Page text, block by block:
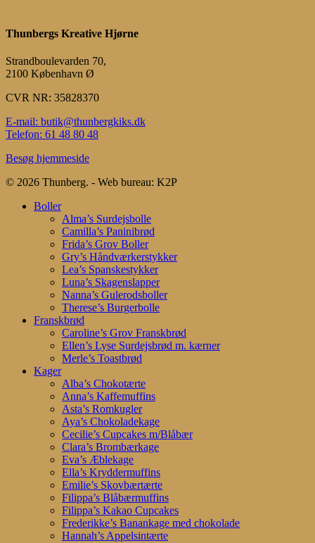
Thunbergs Kreative Hjørne
Strandboulevarden 70,
2100 København Ø
CVR NR: 35828370
E-mail: butik@thunbergkiks.dk
Telefon: 61 48 80 48
Besøg hjemmeside
© 2026 Thunberg. - Web bureau: K2P
Close
Boller
Alma’s Surdejsbolle
Camilla’s Paninibrød
Frida’s Grov Boller
Gry’s Håndværkerstykker
Lea’s Spanskestykker
Luna’s Skagenslapper
Nanna’s Gulerodsboller
Therese’s Burgerbolle
Franskbrød
Caroline’s Grov Franskbrød
Ellen’s Lyse Surdejsbrød m. kærner
Merle’s Toastbrød
Kager
Alba’s Chokotærte
Anna’s Kaffemuffins
Asta’s Romkugler
Aya’s Chokoladekage
Cecilie’s Cupcakes m/Blåbær
Clara’s Brombærkage
Eva’s Æblekage
Ella’s Kryddermuffins
Emilie’s Skovbærtærte
Filippa’s Blåbærmuffins
Filippa’s Kakao Cupcakes
Frederikke’s Banankage med chokolade
Hannah’s Appelsintærte